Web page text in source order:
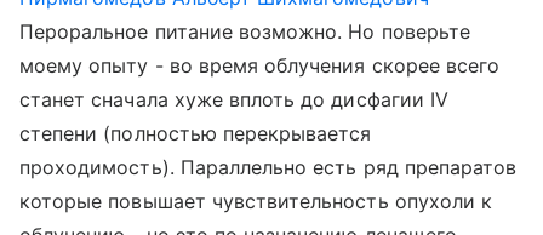
Пероральное питание возможно. Но поверьте
моему опыту - во время облучения скорее всего
станет сначала хуже вплоть до дисфагии IV
степени (полностью перекрывается
проходимость). Параллельно есть ряд препаратов
которые повышает чувствительность опухоли к